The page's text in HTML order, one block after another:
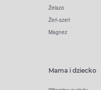
Żelazo
Żeń-szeń
Magnez
Mama i dziecko